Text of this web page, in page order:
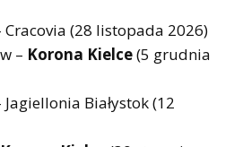
Cracovia (28 listopada 2026)
– Korona Kielce(5 grudnia
Jagiellonia Białystok (12